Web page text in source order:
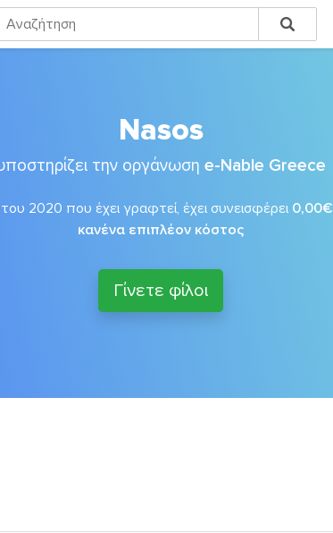
Nasos
την οργάνωση e-Nable Greece
2020 που έχει γραφτεί, έχει συνεισφέρει 0,00€
κανένα επιπλέον κόστος
Γίνετε φίλοι